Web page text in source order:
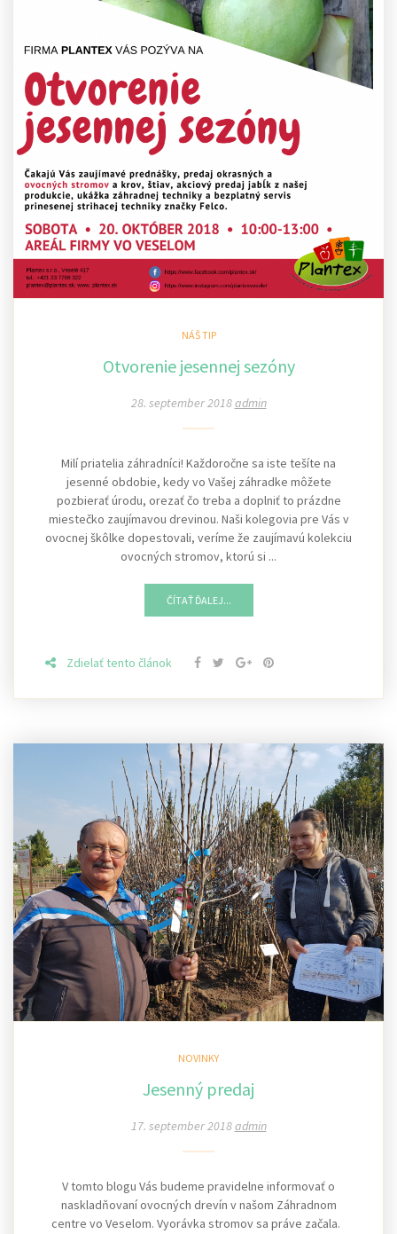
NÁŠ TIP
Otvorenie jesennej sezóny
28. september 2018admin
Milí priatelia záhradníci! Každoročne sa iste tešíte na
jesenné obdobie, kedy vo Vašej záhradke môžete
pozbierať úrodu, orezať čo treba a doplniť to prázdne
miestečko zaujímavou drevinou. Naši kolegovia pre Vás v
ovocnej škôlke dopestovali, veríme že zaujímavú kolekciu
ovocných stromov, ktorú si ...
ČÍTAŤ ĎALEJ...
Zdielať tento článok
NOVINKY
Jesenný predaj
17. september 2018admin
V tomto blogu Vás budeme pravidelne informovať o
naskladňovaní ovocných drevín v našom Záhradnom
centre vo Veselom. Vyorávka stromov sa práve začala.